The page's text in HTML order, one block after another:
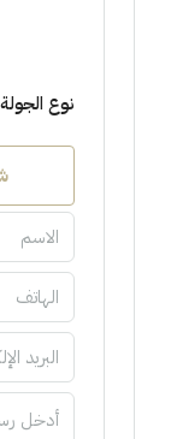
نوع الجولة